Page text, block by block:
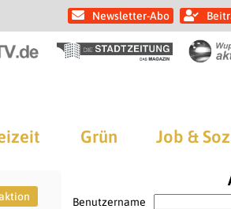
Newsletter-Abo
Grün Job &
Benutzername